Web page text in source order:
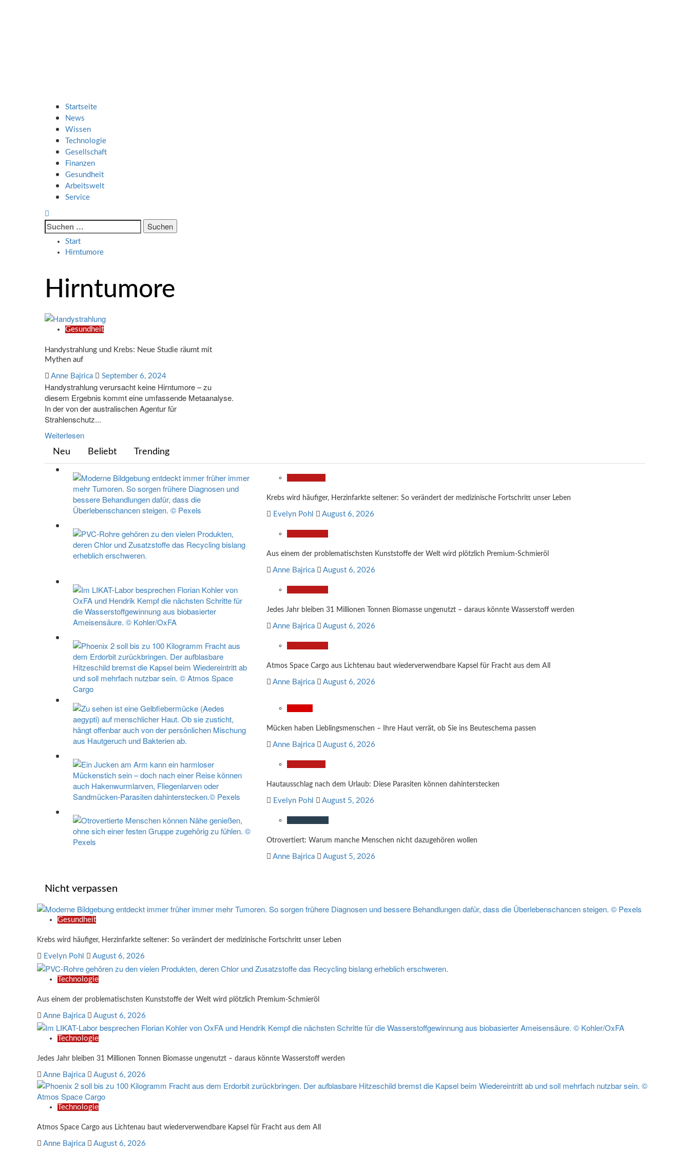
Startseite
News
Wissen
Technologie
Gesellschaft
Finanzen
Gesundheit
Arbeitswelt
Service
Suche
nach:
Start
Hirntumore
Hirntumore
Gesundheit
Handystrahlung und Krebs: Neue Studie räumt mit
Mythen auf
Anne Bajrica September 6, 2024
Handystrahlung verursacht keine Hirntumore – zu
diesem Ergebnis kommt eine umfassende Metaanalyse.
In der von der australischen Agentur für
Strahlenschutz...
Weiterlesen
Neu Beliebt Trending
Krebs wird häufiger, Herzinfarkte seltener: So verändert der medizinische Fortschritt unser Leben
Evelyn Pohl August 6, 2026
Aus einem der problematischsten Kunststoffe der Welt wird plötzlich Premium-Schmieröl
Anne Bajrica August 6, 2026
Jedes Jahr bleiben 31 Millionen Tonnen Biomasse ungenutzt – daraus könnte Wasserstoff werden
Anne Bajrica August 6, 2026
Atmos Space Cargo aus Lichtenau baut wiederverwendbare Kapsel für Fracht aus dem All
Anne Bajrica August 6, 2026
Mücken haben Lieblingsmenschen – Ihre Haut verrät, ob Sie ins Beuteschema passen
Anne Bajrica August 6, 2026
Hautausschlag nach dem Urlaub: Diese Parasiten können dahinterstecken
Evelyn Pohl August 5, 2026
Otrovertiert: Warum manche Menschen nicht dazugehören wollen
Anne Bajrica August 5, 2026
Nicht verpassen
Gesundheit
Krebs wird häufiger, Herzinfarkte seltener: So verändert der medizinische Fortschritt unser Leben
Evelyn Pohl August 6, 2026
Technologie
Aus einem der problematischsten Kunststoffe der Welt wird plötzlich Premium-Schmieröl
Anne Bajrica August 6, 2026
Technologie
Jedes Jahr bleiben 31 Millionen Tonnen Biomasse ungenutzt – daraus könnte Wasserstoff werden
Anne Bajrica August 6, 2026
Technologie
Atmos Space Cargo aus Lichtenau baut wiederverwendbare Kapsel für Fracht aus dem All
Anne Bajrica August 6, 2026